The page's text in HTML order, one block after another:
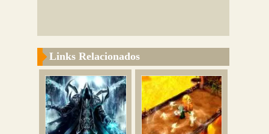
Links Relacionados